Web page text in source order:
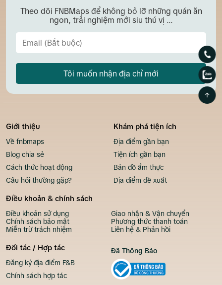
Theo dõi FNBMaps để không bỏ lỡ những quán ăn
ngon, trải nghiệm mới siu thú vị ...
Tôi muốn nhận địa chỉ mới
Giới thiệu
Về fnbmaps
Blog chia sẻ
Cách thức hoạt động
Câu hỏi thường gặp?
Khám phá tiện ích
Địa điểm gần bạn
Tiện ích gần bạn
Bản đồ ẩm thực
Địa điểm đề xuất
Điều khoản & chính sách
Điều khoản sử dụng
Chính sách bảo mật
Miễn trừ trách nhiệm
Giao nhận & Vận chuyển
Phương thức thanh toán
Liên hệ & Phản hồi
Đối tác / Hợp tác
Đăng ký địa điểm F&B
Chính sách hợp tác
Đã Thông Báo